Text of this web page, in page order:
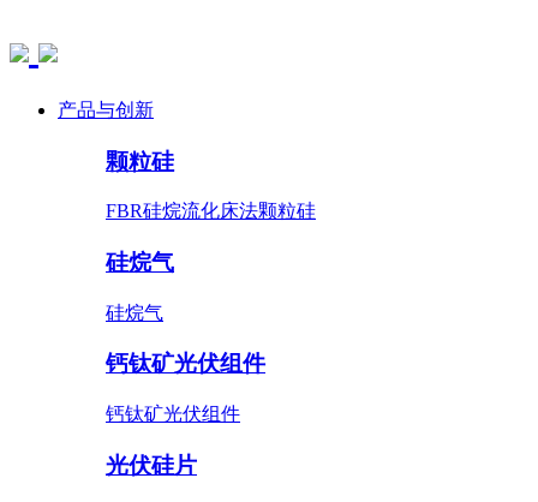
产品与创新
颗粒硅
FBR硅烷流化床法颗粒硅
硅烷气
硅烷气
钙钛矿光伏组件
钙钛矿光伏组件
光伏硅片